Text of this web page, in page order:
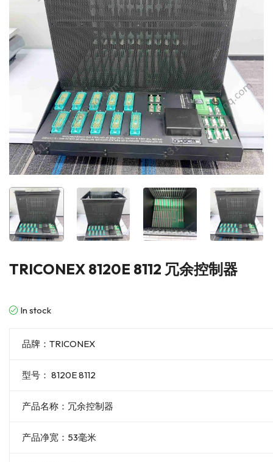
TRICONEX 8120E 8112 冗余控制器
In stock
品牌：TRICONEX
型号： 8120E 8112
产品名称：冗余控制器
产品净宽：53毫米